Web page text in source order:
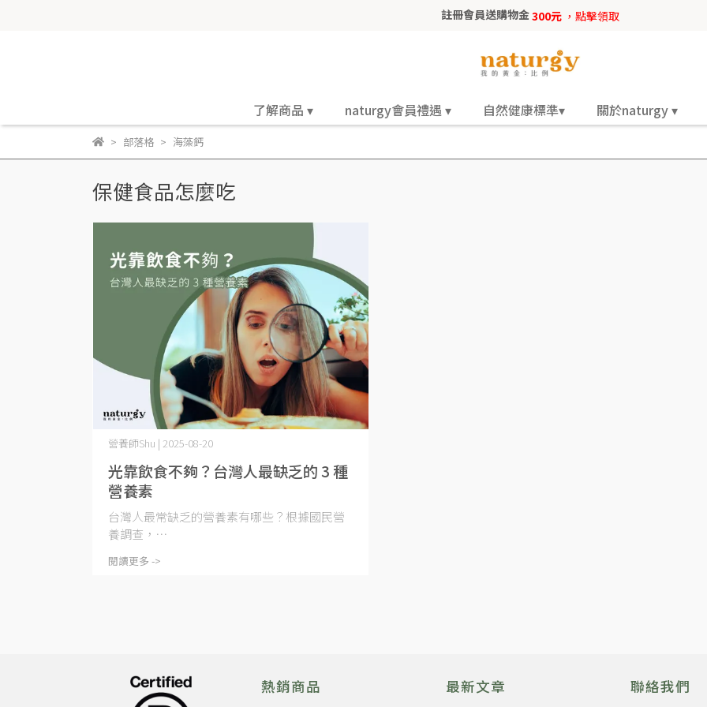
註冊會員送購物金300元 ，點擊領取
了解商品 ▾ naturgy會員禮遇 ▾ 自然健康標準▾ 關於naturgy ▾
部落格 海藻鈣
保健食品怎麼吃
光靠飲食不夠？台灣人最缺乏的 3 種
營養素
營養師Shu | 2025-08-20
台灣人最常缺乏的營養素有哪些？根據國民營
養調查，⋯
閱讀更多 ->
熱銷商品 最新文章 聯絡我們